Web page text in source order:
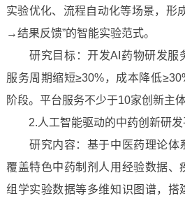
实验优化、流程自动化等场景，形
→结果反馈”的智能实验范式。
研究目标：开发AI药物研发服
服务周期缩短≥30%，成本降低
阶段。平台服务不少于10家创新主体
2.人工智能驱动的中药创新研发
研究内容：基于中医药理论体
覆盖特色中药制剂人用经验数据、
组学实验数据等多维知识图谱，搭